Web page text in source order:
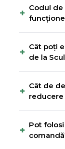
+ Codul
+ Cât poți
de la
+ Cât de
reducere
+ Pot